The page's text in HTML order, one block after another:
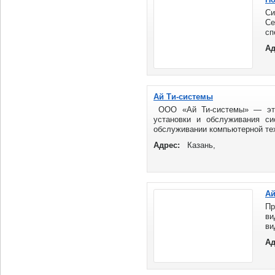
Ай Ти-системы
ООО «Ай Ти-системы» —
установки и обслуживания
обслуживании компьютерной
Адрес:
Казань,